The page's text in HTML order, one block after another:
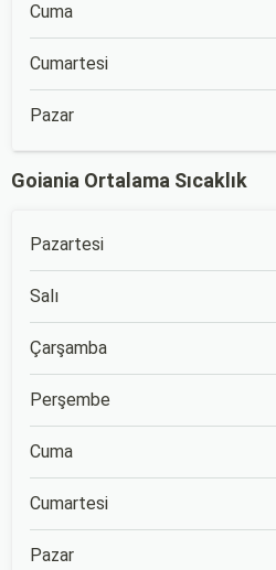
Cuma
Cumartesi
Pazar
Goiania Ortalama Sıcaklık
Pazartesi
Salı
Çarşamba
Perşembe
Cuma
Cumartesi
Pazar